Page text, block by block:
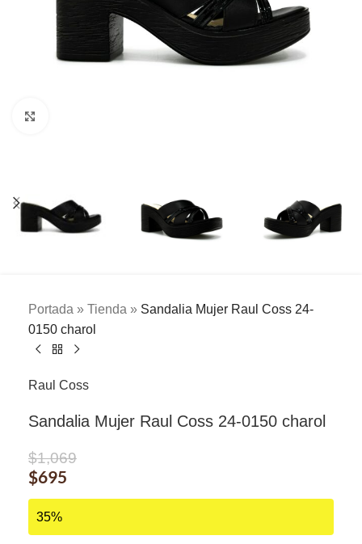
Portada » Tienda » Sandalia Mujer Raul Coss 24-
0150 charol
Raul Coss
Sandalia Mujer Raul Coss 24-0150 charol
$1,069
$695
35%